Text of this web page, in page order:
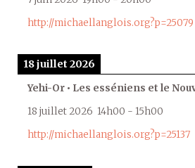
http://michaellanglois.org?p=25079
18 juillet 2026
Yehi-Or • Les esséniens et le
18 juillet 2026 14h00 - 15h00
http://michaellanglois.org?p=25137